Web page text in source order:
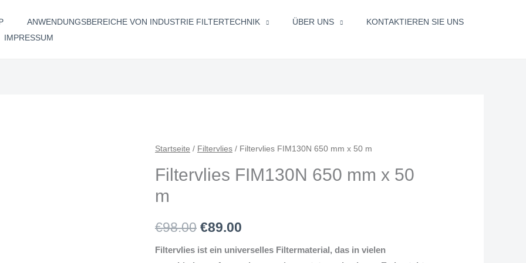
ANWENDUNGSBEREICHE VON INDUSTRIE FILTERTECHNIK ÜBER UNS
KONTAKTIEREN SIE UNS
IMPRESSUM
Startseite / Filtervlies / Filtervlies FIM130N 650 mm x 50 m
Filtervlies FIM130N 650 mm x 50
m
€98.00
Ursprünglicher
Preis
€98.00
€89.00
Aktueller
Preis
Filtervlies ist ein universelles Filtermaterial, das in vielen
Filtervlies
650
mm
50